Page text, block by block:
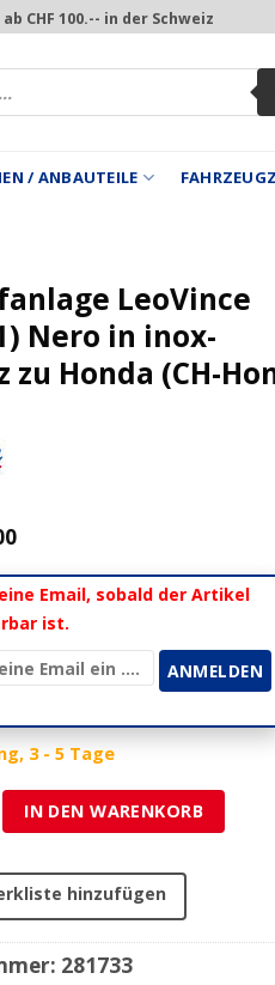
CHF 100.-- in der Schweiz
/ ANBAUTEILE
LeoVince
Nero in inox-
zu Honda (CH-
Email, sobald der Artikel
ist.
3 - 5 Tage
LeoVince (4in2in1) Nero in inox-
IN DEN WARENKORB
hinzufügen
281733